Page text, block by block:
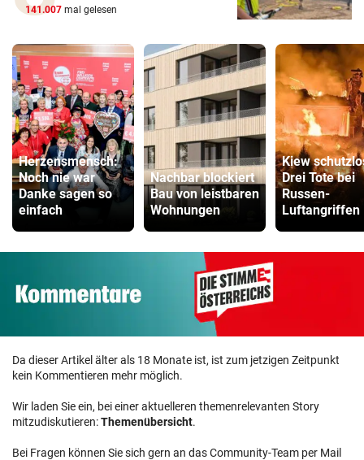
141.007 mal gelesen
Herzensmensch:
Noch nie war
Danke sagen so
einfach
Nachbar blockiert
Bau von leistbaren
Wohnungen
Kiew
Drei Tote bei
Russen-
Luftangriffen
Da dieser Artikel älter als 18 Monate ist, ist zum jetzigen Zeitpunkt
kein Kommentieren mehr möglich.
Wir laden Sie ein, bei einer aktuelleren themenrelevanten Story
mitzudiskutieren:Themenübersicht.
Bei Fragen können Sie sich gern an das Community-Team per Mail